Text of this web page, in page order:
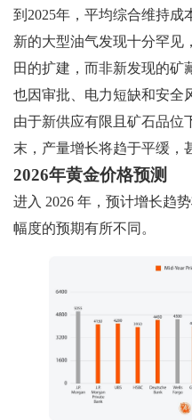
到2025年，平均综合维持成
新的大型油气发现十分罕见
田的扩建，而非新发现的矿
也因审批、电力短缺和安全
由于新供应有限且矿石品位
末，产量增长将趋于平缓，
2026年黄金价格预测
进入 2026 年，预计增长趋
幅度的预期有所不同。